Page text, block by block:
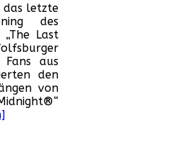
das letzte
des
Last
aus
den
von